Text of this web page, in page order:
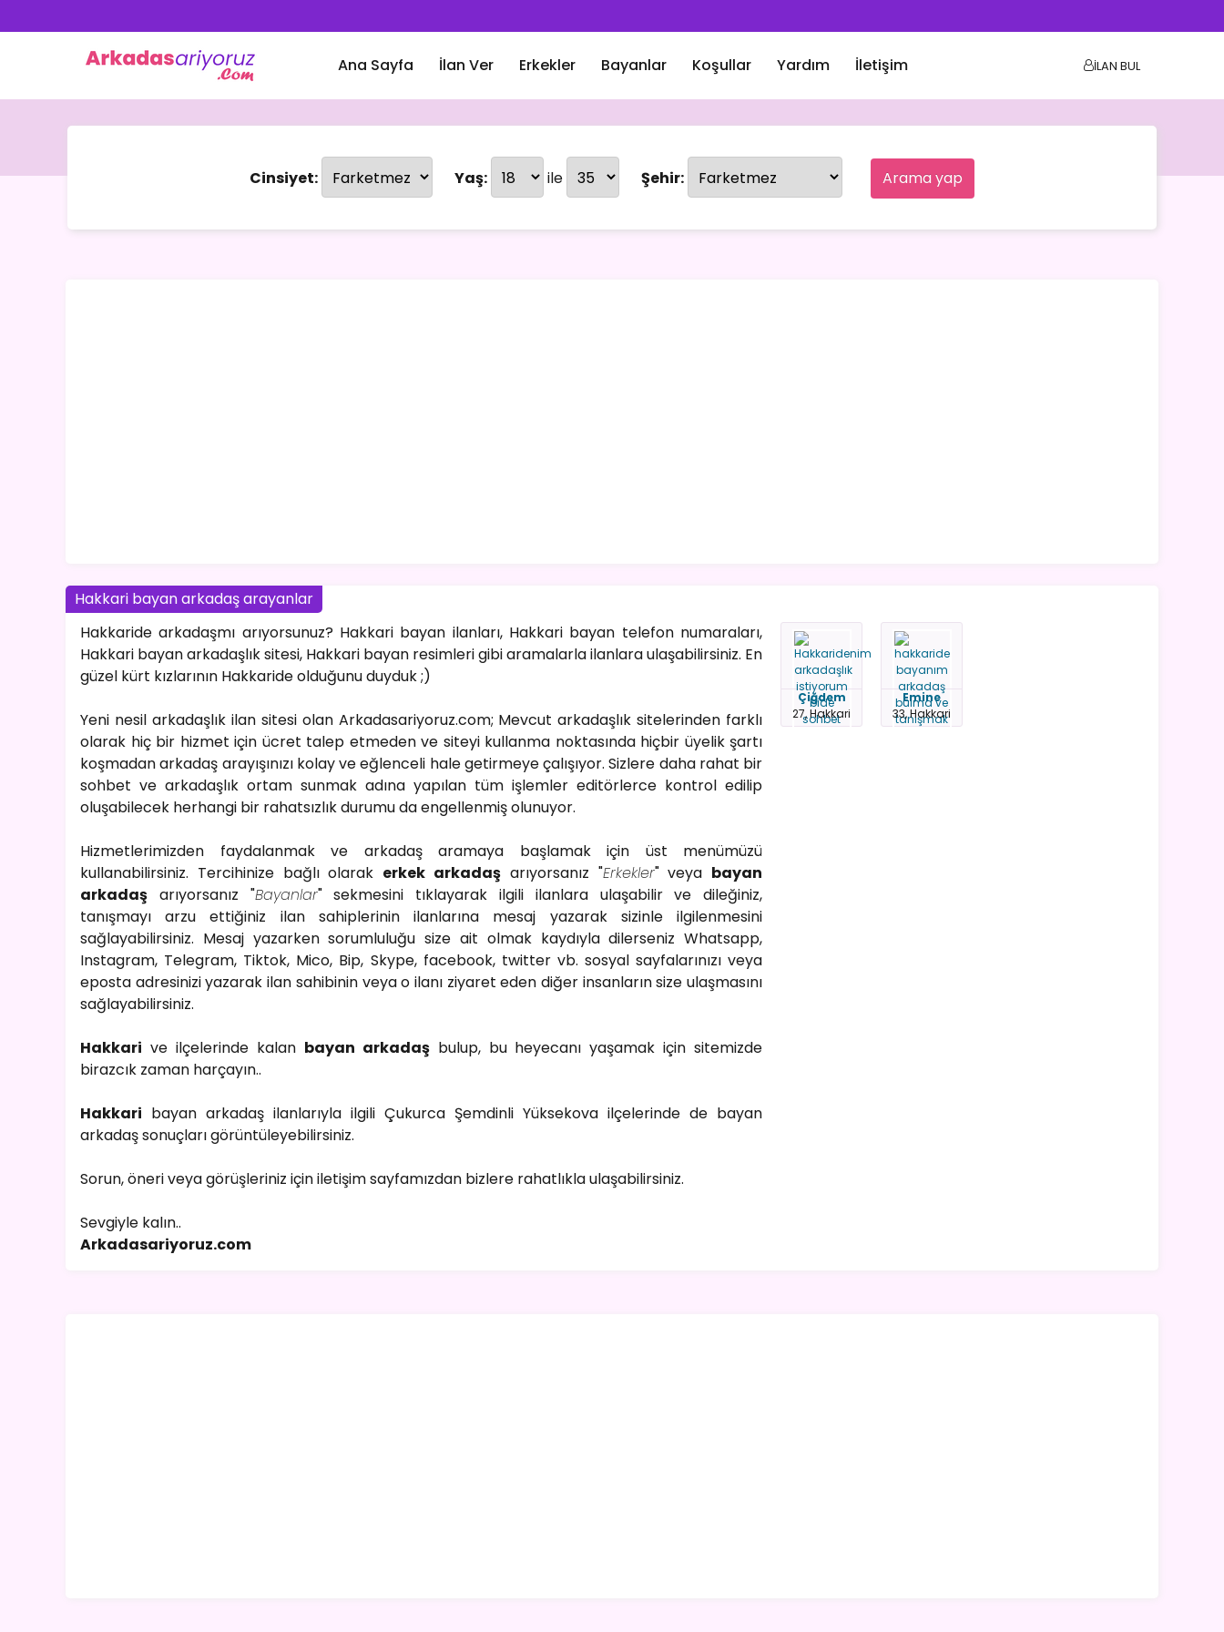
Ana Sayfa İlan Ver Erkekler Bayanlar Koşullar Yardım İletişim İLAN BUL
Cinsiyet: Yaş: ile Şehir: Arama yap
Hakkari bayan arkadaş arayanlar
Hakkaride arkadaşmı arıyorsunuz? Hakkari bayan ilanları, Hakkari bayan telefon numaraları,
Hakkari bayan arkadaşlık sitesi, Hakkari bayan resimleri gibi aramalarla ilanlara ulaşabilirsiniz. En
güzel kürt kızlarının Hakkaride olduğunu duyduk ;)
Yeni nesil arkadaşlık ilan sitesi olan Arkadasariyoruz.com; Mevcut arkadaşlık sitelerinden farklı
olarak hiç bir hizmet için ücret talep etmeden ve siteyi kullanma noktasında hiçbir üyelik şartı
koşmadan arkadaş arayışınızı kolay ve eğlenceli hale getirmeye çalışıyor. Sizlere daha rahat bir
sohbet ve arkadaşlık ortam sunmak adına yapılan tüm işlemler editörlerce kontrol edilip
oluşabilecek herhangi bir rahatsızlık durumu da engellenmiş olunuyor.
Hizmetlerimizden faydalanmak ve arkadaş aramaya başlamak için üst menümüzü
kullanabilirsiniz. Tercihinize bağlı olarak erkek arkadaş arıyorsanız "Erkekler" veya bayan
arkadaş arıyorsanız "Bayanlar" sekmesini tıklayarak ilgili ilanlara ulaşabilir ve dileğiniz,
tanışmayı arzu ettiğiniz ilan sahiplerinin ilanlarına mesaj yazarak sizinle ilgilenmesini
sağlayabilirsiniz. Mesaj yazarken sorumluluğu size ait olmak kaydıyla dilerseniz Whatsapp,
Instagram, Telegram, Tiktok, Mico, Bip, Skype, facebook, twitter vb. sosyal sayfalarınızı veya
eposta adresinizi yazarak ilan sahibinin veya o ilanı ziyaret eden diğer insanların size ulaşmasını
sağlayabilirsiniz.
Hakkari ve ilçelerinde kalan bayan arkadaşbulup, bu heyecanı yaşamak için sitemizde
birazcık zaman harçayın..
Hakkari bayan arkadaş ilanlarıyla ilgili Çukurca Şemdinli Yüksekova ilçelerinde de bayan
arkadaş sonuçları görüntüleyebilirsiniz.
Sorun, öneri veya görüşleriniz için iletişim sayfamızdan bizlere rahatlıkla ulaşabilirsiniz.
Sevgiyle kalın..
Arkadasariyoruz.com
Çiğdem
27, Hakkari
Emine
33, Hakkari